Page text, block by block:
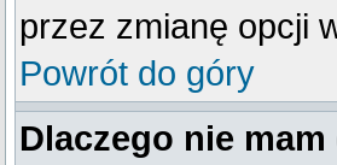
przez zmianę opcji
Powrót do góry
Dlaczego nie